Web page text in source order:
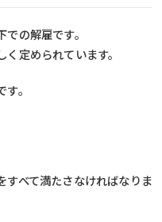
の解雇です。
定められています。
。
べて満たさなければなりま